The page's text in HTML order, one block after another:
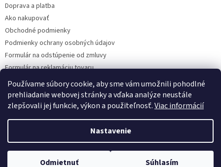
Používame súbory cookie, aby sme vám umožnili pohodlné
prehliadanie webovej stránky a vďaka analýze neustále
zlepšovali jej funkcie, výkon a použiteľnosť.Viac informácií
Nastavenie
Odmietnuť Súhlasím
Doprava a platba
Ako nakupovať
Obchodné podmienky
Podmienky ochrany osobných údajov
Formulár na odstúpenie od zmluvy
Formulár na reklamáciu tovaru
Kontakty
Copyright 2026www.hygart.sk. Všetky práva vyhradené.Upraviť